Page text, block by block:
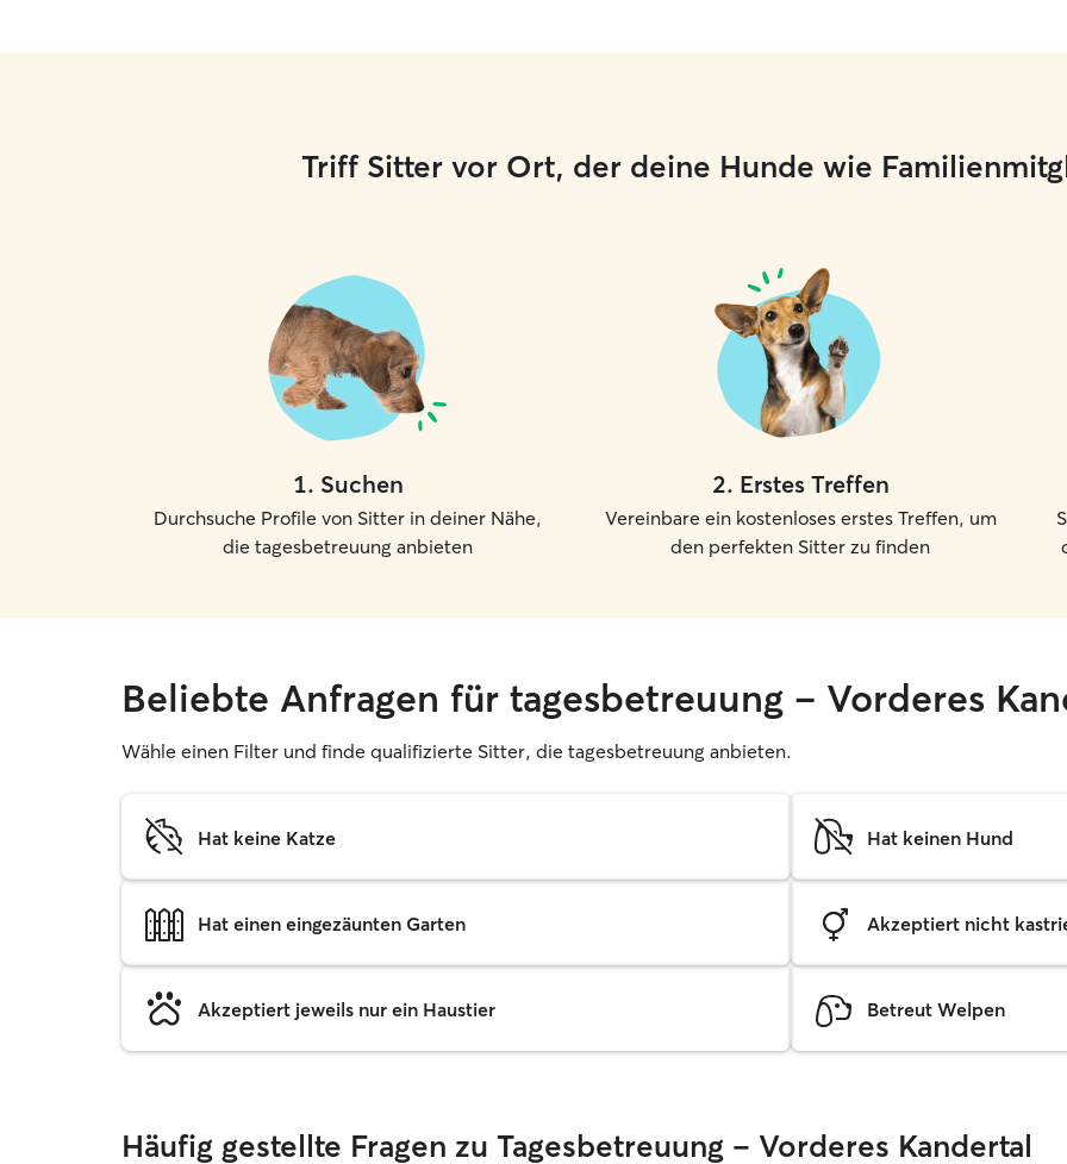
Triff Sitter vor Ort, der deine Hunde wie
1. Suchen
Durchsuche Profile von Sitter in deiner Nähe,
die tagesbetreuung anbieten
2. Erstes Treffen
Vereinbare ein kostenloses erstes Treffen, um
den perfekten Sitter zu finden
Beliebte Anfragen für tagesbetreuung – Vorderes
Wähle einen Filter und finde qualifizierte Sitter, die tagesbetreuung anbieten.
Hat keine Katze Hat keinen Hund
Hat einen eingezäunten Garten Akzeptiert nicht
Akzeptiert jeweils nur ein Haustier Betreut Welpen
Häufig gestellte Fragen zu Tagesbetreuung – Vorderes Kandertal